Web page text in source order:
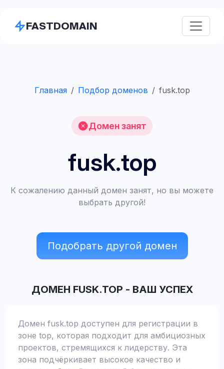
FASTDOMAIN
Главная Подбор доменов fusk.top
Домен занят
fusk.top
К сожалению данный домен занят, но вы можете
выбрать другой!
Подобрать другой домен
ДОМЕН FUSK.TOP - ВАШ УСПЕХ
Домен fusk.top доступен для регистрации в
зоне top, которая подходит для амбициозных
проектов, стремящихся к лидерству. Эта
зона подчёркивает высокое качество и